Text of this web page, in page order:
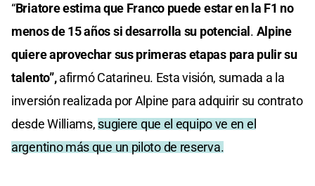
“Briatore estima que Franco puede estar en la F1 no
menos de 15 añossi desarrolla su potencial. Alpine
quiere aprovechar sus primeras etapas para pulir su
talento”,afirmó Catarineu. Esta visión, sumada a la
inversión realizada por Alpine para adquirir su contrato
desde Williams, sugiere que el equipo ve en el
argentino más que un piloto de reserva.